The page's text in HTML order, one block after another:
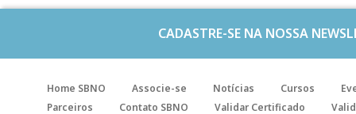
CADASTRE-SE NA NOSSA
Home SBNO Associe-se Notícias Cursos
Parceiros
Contato SBNO Validar Certificado